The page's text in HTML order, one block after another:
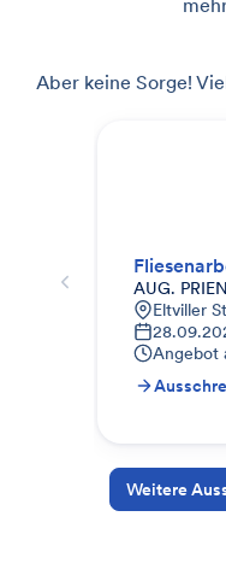
Aber keine Sorge!
AUG.
Eltviller
Angebot
Weitere